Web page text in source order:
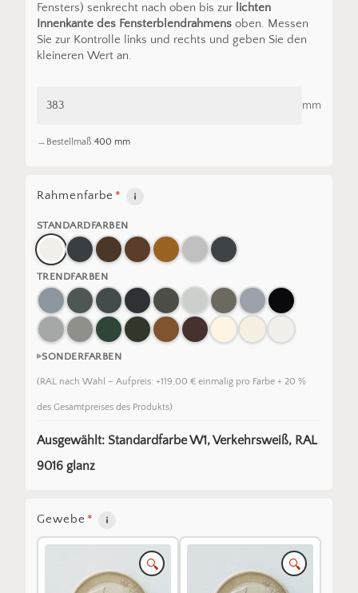
Fensters) senkrecht nach oben bis zur lichten
Innenkante des Fensterblendrahmensoben. Messen
Sie zur Kontrolle links und rechts und geben Sie den
kleineren Wert an.
mm
Bestellmaß:400 mm
Rahmenfarbe *
STANDARDFARBEN
TRENDFARBEN
SONDERFARBEN
(RAL nach Wahl – Aufpreis: +119,00 € einmalig pro Farbe + 20 %
des Gesamtpreises des Produkts)
Ausgewählt: Standardfarbe W1, Verkehrsweiß, RAL
9016 glanz
Gewebe *
🔍 🔍